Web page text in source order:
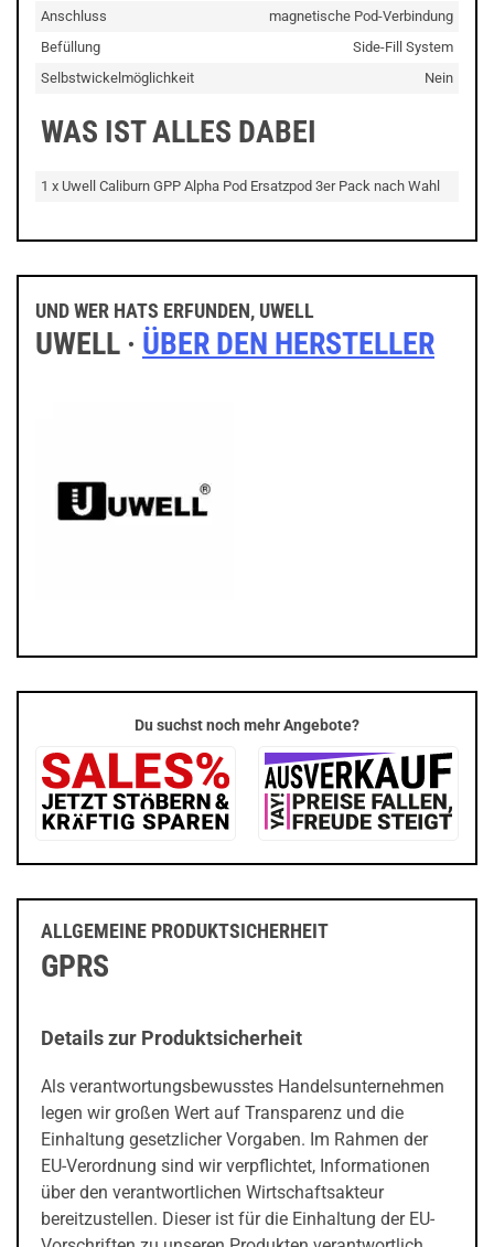
Anschluss
magnetische Pod-Verbindung
Befüllung
Side-Fill System
Selbstwickelmöglichkeit
Nein
WAS IST ALLES DABEI
1 x Uwell Caliburn GPP Alpha Pod Ersatzpod 3er Pack nach Wahl
UND WER HATS ERFUNDEN, UWELL
UWELL · ÜBER DEN HERSTELLER
Du suchst noch mehr Angebote?
ALLGEMEINE PRODUKTSICHERHEIT
GPRS
Details zur Produktsicherheit
Als verantwortungsbewusstes Handelsunternehmen
legen wir großen Wert auf Transparenz und die
Einhaltung gesetzlicher Vorgaben. Im Rahmen der
EU-Verordnung sind wir verpflichtet, Informationen
über den verantwortlichen Wirtschaftsakteur
bereitzustellen. Dieser ist für die Einhaltung der EU-